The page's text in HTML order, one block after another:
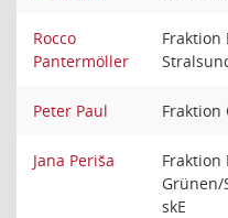
Rocco
Pantermöller
Peter Paul Fraktion
Jana Periša
Fraktion
Grünen/
skE